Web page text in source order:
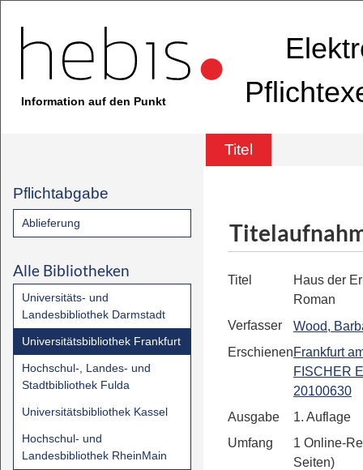
Information auf den Punkt
Titel
Pflichtabgabe
Ablieferung
Alle Bibliotheken
Universitäts- und
Landesbibliothek Darmstadt
Universitätsbibliothek Frankfurt
Hochschul-, Landes- und
Stadtbibliothek Fulda
Universitätsbibliothek Kassel
Hochschul- und
Landesbibliothek RheinMain
Titel
Haus der
Roman
Verfasser
Wood,
ErschienenFrankfurt
FISCHER
20100630
Ausgabe
1. Auflage
Umfang
1 Online-
Seiten)